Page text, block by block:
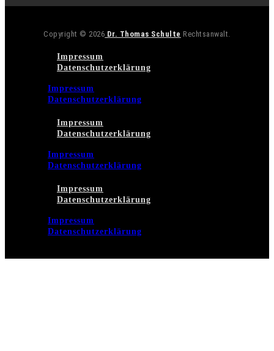
Copyright © 2026 Dr. Thomas Schulte Rechtsanwalt.
Impressum
Datenschutzerklärung
Impressum
Datenschutzerklärung
Impressum
Datenschutzerklärung
Impressum
Datenschutzerklärung
Impressum
Datenschutzerklärung
Impressum
Datenschutzerklärung